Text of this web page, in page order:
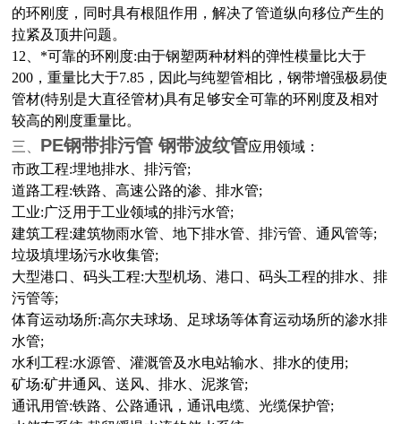
的环刚度，同时具有根阻作用，解决了管道纵向移位产生的
拉紧及顶井问题。
12、*可靠的环刚度:由于钢塑两种材料的弹性模量比大于
200，重量比大于7.85，因此与纯塑管相比，钢带增强极易使
管材(特别是大直径管材)具有足够安全可靠的环刚度及相对
较高的刚度重量比。
三、 PE钢带排污管 钢带波纹管应用领域：
市政工程:埋地排水、排污管;
道路工程:铁路、高速公路的渗、排水管;
工业:广泛用于工业领域的排污水管;
建筑工程:建筑物雨水管、地下排水管、排污管、通风管等;
垃圾填埋场污水收集管;
大型港口、码头工程:大型机场、港口、码头工程的排水、排
污管等;
体育运动场所:高尔夫球场、足球场等体育运动场所的渗水排
水管;
水利工程:水源管、灌溉管及水电站输水、排水的使用;
矿场:矿井通风、送风、排水、泥浆管;
通讯用管:铁路、公路通讯，通讯电缆、光缆保护管;